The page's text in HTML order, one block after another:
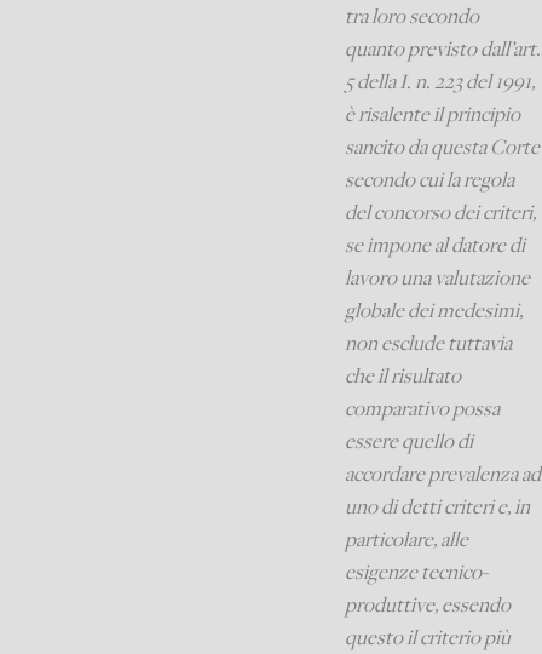
tra loro secondo
quanto previsto dall’art.
5 della I. n. 223 del 1991,
è risalente il principio
sancito da questa Corte
secondo cui la regola
del concorso dei criteri,
se impone al datore di
lavoro una valutazione
globale dei medesimi,
non esclude tuttavia
che il risultato
comparativo possa
essere quello di
accordare prevalenza ad
uno di detti criteri e, in
particolare, alle
esigenze tecnico-
produttive, essendo
questo il criterio più